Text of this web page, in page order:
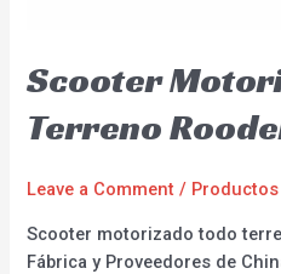
Scooter
Terreno
Leave a Comment / Productos
Scooter motorizado todo
Fábrica y Proveedores de